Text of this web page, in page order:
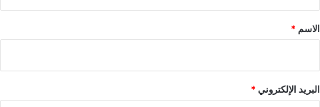
*
الاسم *
البريد الإلكتروني*